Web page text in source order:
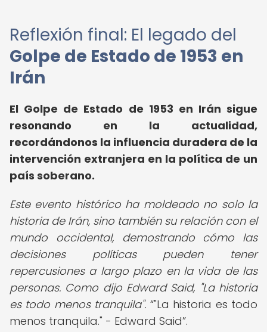
Reflexión final: El legado del
Golpe de Estado de 1953 en
Irán
El Golpe de Estado de 1953 en Irán sigue
resonando en la actualidad,
recordándonos la influencia duradera de la
intervención extranjera en la política de un
país soberano.
Este evento histórico ha moldeado no solo la
historia de Irán, sino también su relación con el
mundo occidental, demostrando cómo las
decisiones políticas pueden tener
repercusiones a largo plazo en la vida de las
personas. Como dijo Edward Said, "La historia
es todo menos tranquila". "La historia es todo
menos tranquila." - Edward Said .